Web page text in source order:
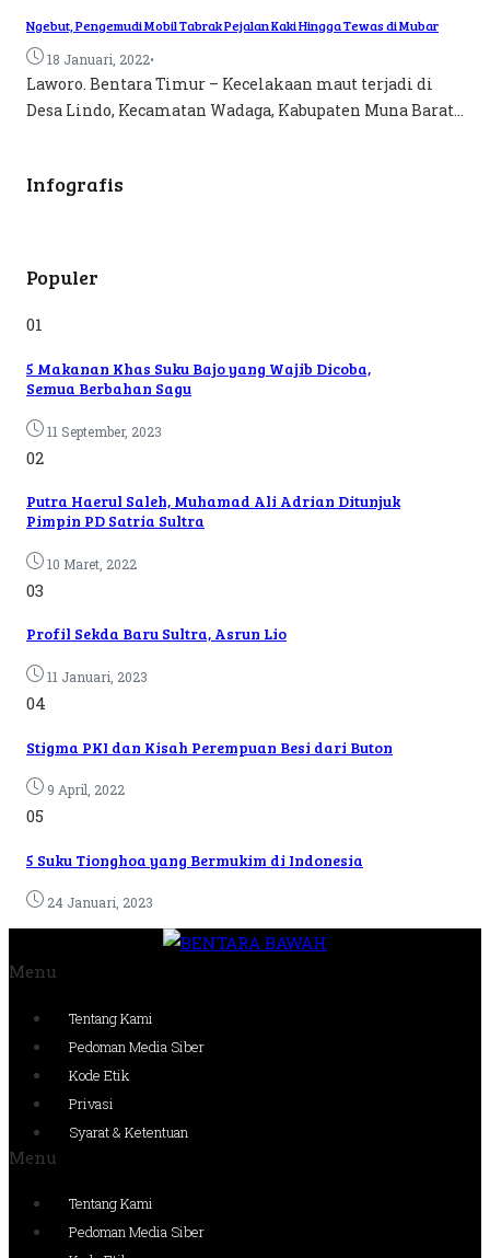
Ngebut, Pengemudi Mobil Tabrak Pejalan Kaki Hingga Tewas di Mubar
18 Januari, 2022•
Laworo. Bentara Timur – Kecelakaan maut terjadi di
Desa Lindo, Kecamatan Wadaga, Kabupaten Muna Barat...
Infografis
Populer
01
5 Makanan Khas Suku Bajo yang Wajib Dicoba,
Semua Berbahan Sagu
11 September, 2023
02
Putra Haerul Saleh, Muhamad Ali Adrian Ditunjuk
Pimpin PD Satria Sultra
10 Maret, 2022
03
Profil Sekda Baru Sultra, Asrun Lio
11 Januari, 2023
04
Stigma PKI dan Kisah Perempuan Besi dari Buton
9 April, 2022
05
5 Suku Tionghoa yang Bermukim di Indonesia
24 Januari, 2023
Menu
Tentang Kami
Pedoman Media Siber
Kode Etik
Privasi
Syarat & Ketentuan
Menu
Tentang Kami
Pedoman Media Siber